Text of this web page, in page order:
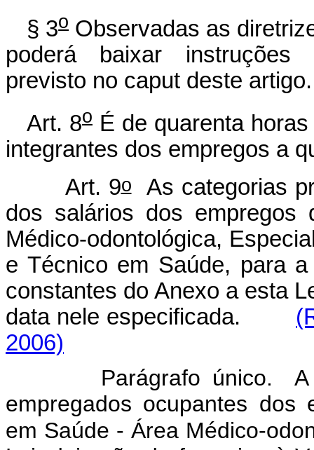
§ 3oObservadas as
poderá baixar instruções
previsto no caput deste artigo.
Art. 8o É de quarenta
integrantes dos empregos a
Art. 9oAs categorias
dos salários dos empregos
Médico-odontológica,
e Técnico em Saúde, para
constantes do Anexo a esta
data nele especificada.
2006)
Parágrafo único. A
empregados ocupantes dos
em Saúde - Área Médico-